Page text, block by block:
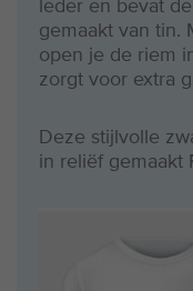
leder en bevat
gemaakt van tin.
open je de riem
zorgt voor extra
Deze stijlvolle
in reliëf gemaakt